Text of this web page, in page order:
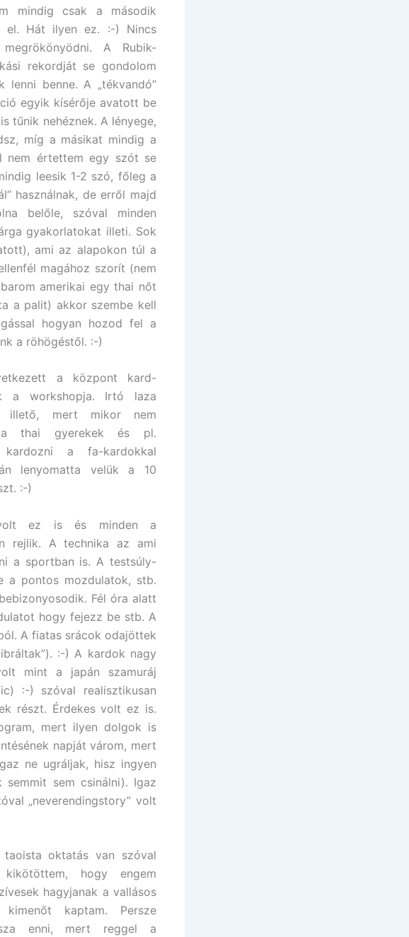
mindig csak a második
el. Hát ilyen ez. :-) Nincs
A Rubik-
rekordját se gondolom
benne. A „tékvandó”
egyik kísérője avatott be
tűnik nehéznek. A lényege,
míg a másikat mindig a
nem értettem egy szót se
leesik 1-2 szó, főleg a
használnak, de erről majd
belőle, szóval minden
gyakorlatokat illeti. Sok
ami az alapokon túl a
magához szorít (nem
amerikai egy thai nőt
a palit) akkor szembe kell
hogyan hozod fel a
a röhögéstől. :-)
a központ kard-
a workshopja. Irtó laza
illető, mert mikor nem
thai gyerekek és pl.
kardozni a fa-kardokkal
lenyomatta velük a 10
:-)
ez is és minden a
rejlik. A technika az ami
a sportban is. A testsúly-
a pontos mozdulatok, stb.
Fél óra alatt
hogy fejezz be stb. A
A fiatas srácok odajöttek
:-) A kardok nagy
mint a japán szamuráj
:-) szóval realisztikusan
részt. Érdekes volt ez is.
mert ilyen dolgok is
napját várom, mert
ne ugráljak, hisz ingyen
sem csinálni). Igaz
„neverendingstory” volt
taoista oktatás van szóval
hogy engem
hagyjanak a vallásos
kimenőt kaptam. Persze
enni, mert reggel a